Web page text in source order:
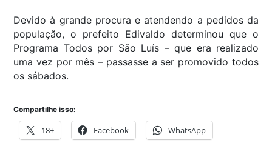
Devido à grande procura e atendendo a pedidos da
população, o prefeito Edivaldo determinou que o
Programa Todos por São Luís – que era realizado
uma vez por mês – passasse a ser promovido todos
os sábados.
Compartilhe isso:
18+ Facebook WhatsApp